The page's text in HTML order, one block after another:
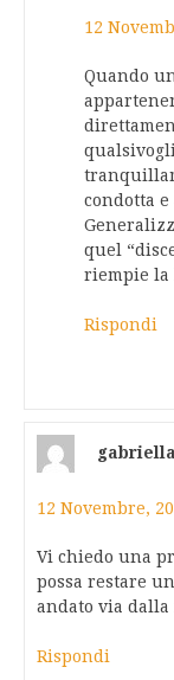
12
Quando
condotta
quel
riempie la
Rispondi
gabriella
12 Novembre,
Vi chiedo una
possa restare
andato via dalla
Rispondi